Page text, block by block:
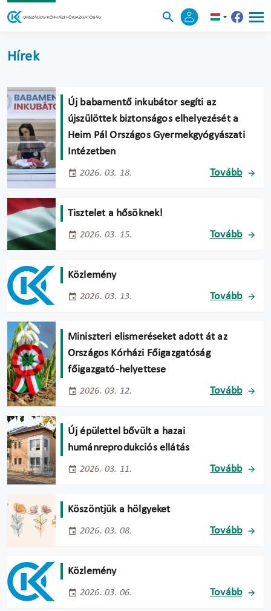
Hírek
Új babamentő inkubátor segíti az
újszülöttek biztonságos elhelyezését a
Heim Pál Országos Gyermekgyógyászati
Intézetben
2026. 03. 18. Tovább
Tisztelet a hősöknek!
2026. 03. 15. Tovább
Közlemény
2026. 03. 13. Tovább
Miniszteri elismeréseket adott át az
Országos Kórházi Főigazgatóság
főigazgató-helyettese
2026. 03. 12. Tovább
Új épülettel bővült a hazai
humánreprodukciós ellátás
2026. 03. 11. Tovább
Köszöntjük a hölgyeket
2026. 03. 08. Tovább
Közlemény
2026. 03. 06. Tovább